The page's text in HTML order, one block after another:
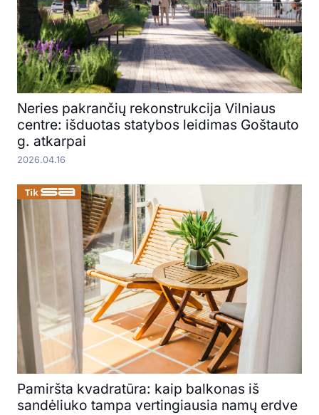
Neries pakrančių rekonstrukcija Vilniaus
centre: išduotas statybos leidimas Goštauto
g. atkarpai
2026.04.16
Pamiršta kvadratūra: kaip balkonas iš
sandėliuko tampa vertingiausia namų erdve